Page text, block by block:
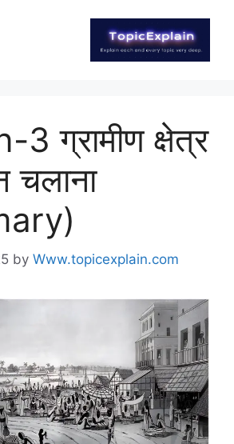
ग्रामीण क्षेत्र
चलाना
by Www.topicexplain.com